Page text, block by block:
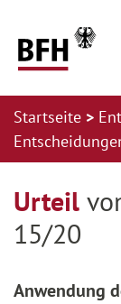
Startseite
Urteil
15/20
Anwendung